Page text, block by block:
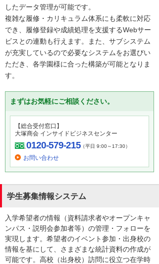
したデータ管理が可能です。
複雑な履修・カリキュラム体系にも柔軟に対応
でき、履修登録や成績処理を支援するWebサー
ビスとの連動も行えます。また、サブシステム
が充実しているので必要なシステムをお選びい
ただき、各学園様に合った構築が可能となりま
す。
まずはお気軽にご相談ください。
【総合受付窓口】
大塚商会 インサイドビジネスセンター
0120-579-215（平日 9:00～17:30）
お問い合わせ
学生募集情報システム
入学希望者の情報（資料請求者やオープンキャ
ンパス・説明会参加者等）の管理・フォローを
実現します。希望者のイベント参加・出身校の
情報を基にして、さまざまな統計資料の作成が
可能です。高校（出身校）訪問に役立つ在学時